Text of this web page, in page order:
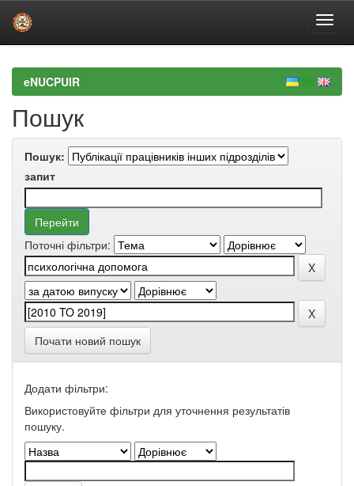
navigationeNUCPUIR
Пошук
Пошук:
запит
Поточні фільтри:
Почати новий пошук
Додати фільтри:
Використовуйте фільтри для уточнення результатів
пошуку.